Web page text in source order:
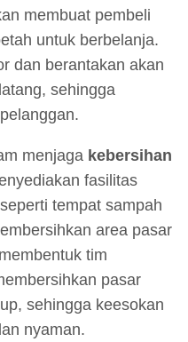
membuat pembeli
untuk berbelanja.
dan berantakan akan
sehingga
menjaga kebersihan
fasilitas
tempat sampah
area pasar
tim
pasar
sehingga keesokan
nyaman.